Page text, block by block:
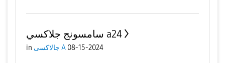
سامسونج جلاكسي a24
in جالاكسى A 08-15-2024